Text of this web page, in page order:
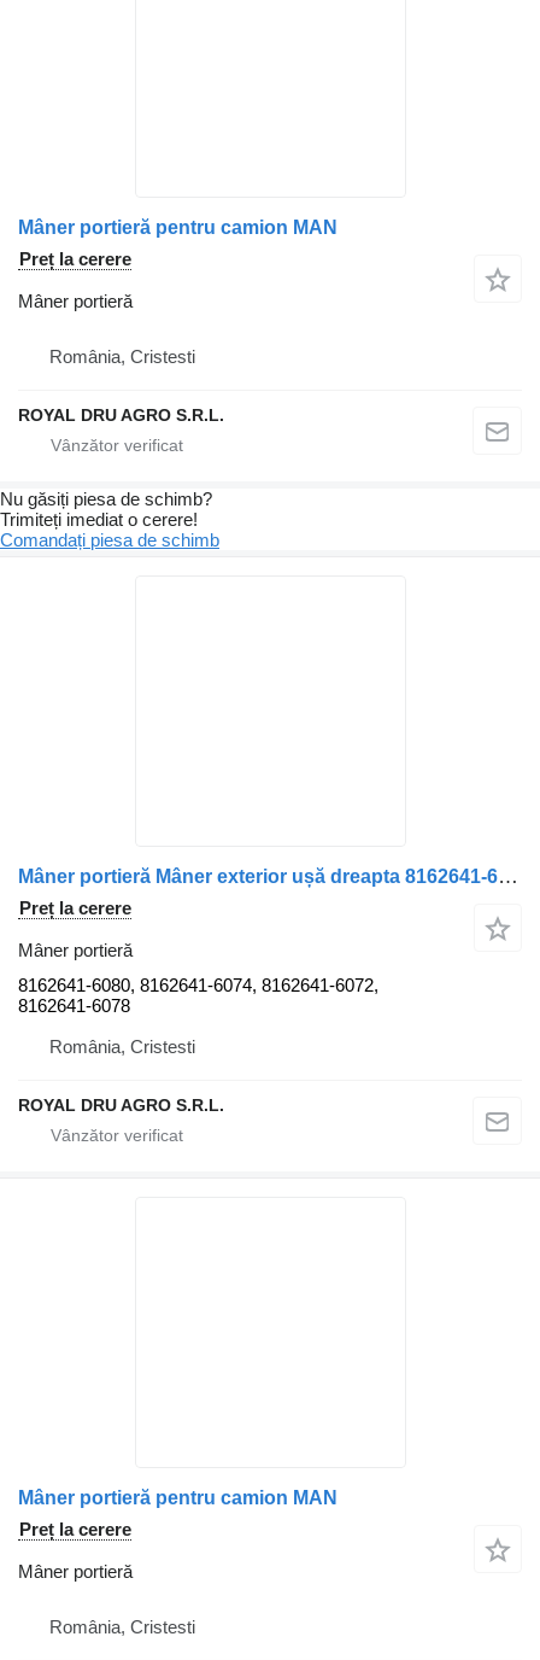
Mâner portieră pentru camion MAN
Preț la cerere
Mâner portieră
România, Cristesti
ROYAL DRU AGRO S.R.L.
Nu găsiți piesa de schimb?
Trimiteți imediat o cerere!
Comandați piesa de schimb
Mâner portieră Mâner exterior ușă dreapta 8162641-6080 pentru camion MAN cu încuietoare 8162641-6080
Preț la cerere
Mâner portieră
8162641-6080, 8162641-6074, 8162641-6072,
8162641-6078
România, Cristesti
ROYAL DRU AGRO S.R.L.
Mâner portieră pentru camion MAN
Preț la cerere
Mâner portieră
România, Cristesti